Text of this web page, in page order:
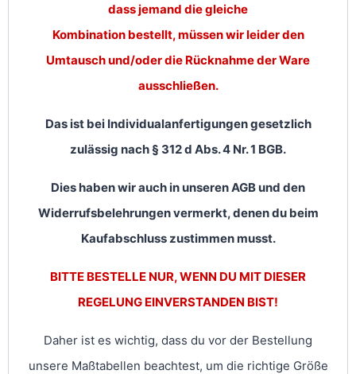
dass jemand die gleiche
Kombination bestellt, müssen wir leider den
Umtausch und/oder die Rücknahme der Ware
ausschließen.
Das ist bei Individualanfertigungen gesetzlich
zulässig nach § 312 d Abs. 4 Nr. 1 BGB.
Dies haben wir auch in unseren AGB und den
Widerrufsbelehrungen vermerkt, denen du beim
Kaufabschluss zustimmen musst.
BITTE BESTELLE NUR, WENN DU MIT DIESER
REGELUNG EINVERSTANDEN BIST!
Daher ist es wichtig, dass du vor der Bestellung
unsere Maßtabellen beachtest, um die richtige Größe